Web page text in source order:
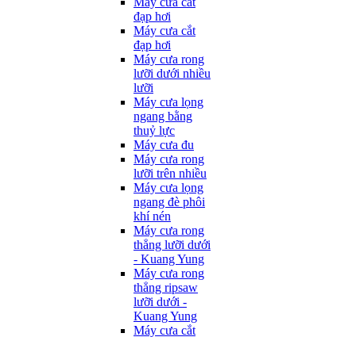
đạp hơi
Máy cưa cắt
đạp hơi
Máy cưa rong
lưỡi dưới nhiều
lưỡi
Máy cưa lọng
ngang bằng
thuỷ lực
Máy cưa đu
Máy cưa rong
lưỡi trên nhiều
Máy cưa lọng
ngang đè phôi
khí nén
Máy cưa rong
thẳng lưỡi dưới
- Kuang Yung
Máy cưa rong
thẳng ripsaw
lưỡi dưới -
Kuang Yung
Máy cưa cắt